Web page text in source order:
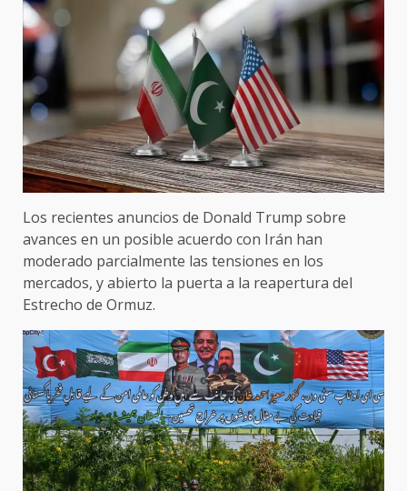
Los recientes anuncios de Donald Trump sobre
avances en un posible acuerdo con Irán han
moderado parcialmente las tensiones en los
mercados, y abierto la puerta a la reapertura del
Estrecho de Ormuz.